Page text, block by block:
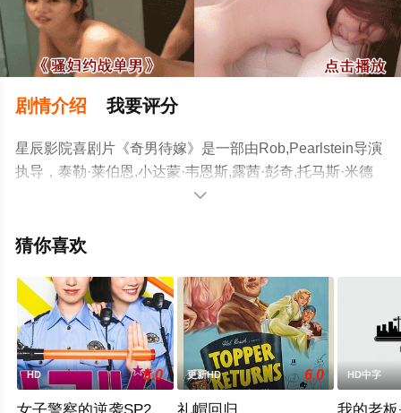
剧情介绍 我要评分
星辰影院喜剧片《奇男待嫁》是一部由Rob,Pearlstein导演
执导，泰勒·莱伯恩,小达蒙·韦恩斯,露茜·彭奇,托马斯·米德
蒂奇等演员精彩演绎的美国电影，手机免费观看高清未删
至豆瓣电影、电视猫或剧情网等平台了解。

猜你喜欢
HD 5.0 更新HD 6.0 HD中字